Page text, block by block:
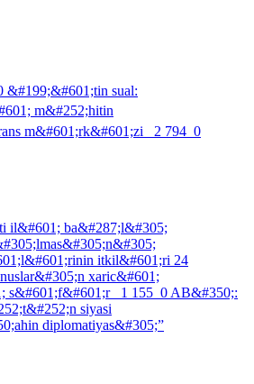
&#199;&#601;tin sual:
m&#252;hitin
m&#601;rk&#601;zi 2 794 0
il&#601; ba&#287;l&#305;
itkil&#601;ri 24
xaric&#601;
s&#601;f&#601;r 1 155 0 AB&#350;:
siyasi
diplomatiyas&#305;”